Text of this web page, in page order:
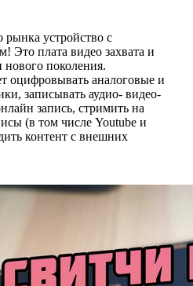
рынка устройство с
Это плата видео захвата и
поколения.
оцифровывать аналоговые и
записывать аудио- видео-
запись, стримить на
(в том числе Youtube и
контент с внешних